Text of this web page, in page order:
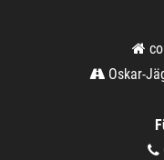
Oskar-